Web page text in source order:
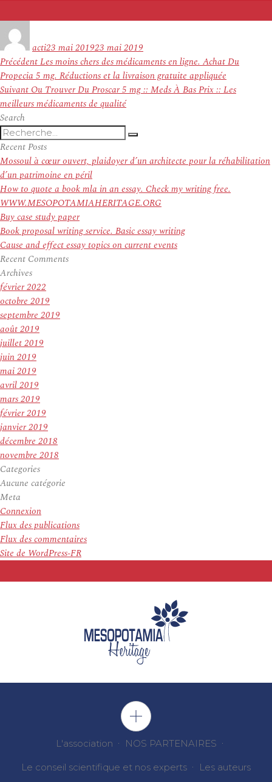
actile
23 mai 201923 mai 2019
Navigation
de
l’article
PrécédentArticle
précédent :
Les moins chers des médicaments en ligne. Achat Du
Propecia 5 mg. Réductions et la livraison gratuite appliquée
Suivant Article
suivant :
Ou Trouver Du Proscar 5 mg :: Meds À Bas Prix :: Les
meilleurs médicaments de qualité
Search
Recherche
pour
:
Recherche
Recent Posts
Mossoul à cœur ouvert, plaidoyer d’un architecte pour la réhabilitation
d’un patrimoine en péril
How to quote a book mla in an essay. Check my writing free.
WWW.MESOPOTAMIAHERITAGE.ORG
Buy case study paper
Book proposal writing service. Basic essay writing
Cause and effect essay topics on current events
Recent Comments
Archives
février 2022
octobre 2019
septembre 2019
août 2019
juillet 2019
juin 2019
mai 2019
avril 2019
mars 2019
février 2019
janvier 2019
décembre 2018
novembre 2018
Categories
Aucune catégorie
Meta
Connexion
Flux des publications
Flux des commentaires
Site de WordPress-FR
L'association NOS PARTENAIRES
Le conseil scientifique et nos experts Les auteurs